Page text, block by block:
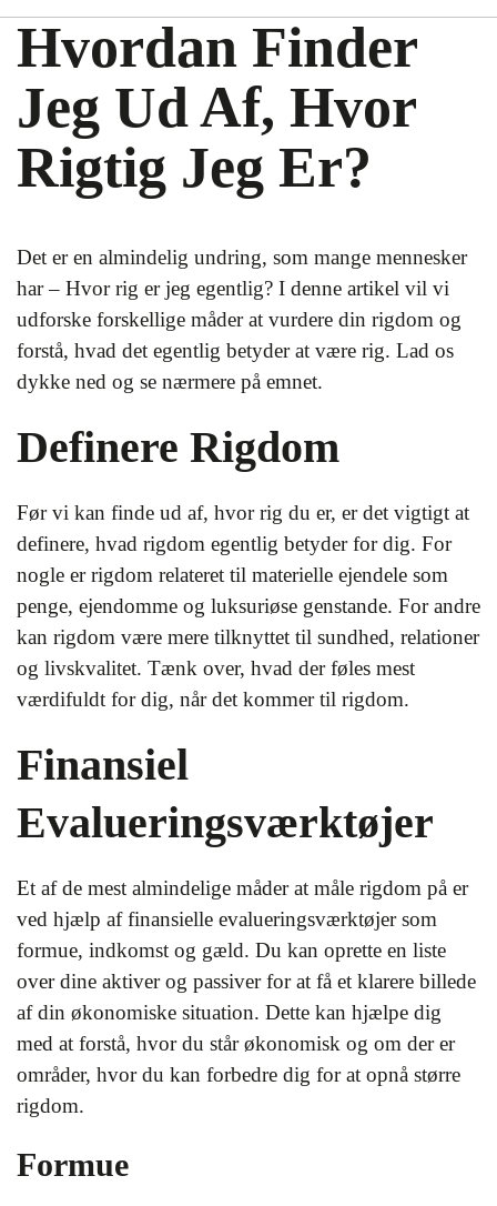
Hvordan Finder
Jeg Ud Af, Hvor
Rigtig Jeg Er?
Det er en almindelig undring, som mange mennesker
har – Hvor rig er jeg egentlig? I denne artikel vil vi
udforske forskellige måder at vurdere din rigdom og
forstå, hvad det egentlig betyder at være rig. Lad os
dykke ned og se nærmere på emnet.
Definere Rigdom
Før vi kan finde ud af, hvor rig du er, er det vigtigt at
definere, hvad rigdom egentlig betyder for dig. For
nogle er rigdom relateret til materielle ejendele som
penge, ejendomme og luksuriøse genstande. For andre
kan rigdom være mere tilknyttet til sundhed, relationer
og livskvalitet. Tænk over, hvad der føles mest
værdifuldt for dig, når det kommer til rigdom.
Finansiel
Evalueringsværktøjer
Et af de mest almindelige måder at måle rigdom på er
ved hjælp af finansielle evalueringsværktøjer som
formue, indkomst og gæld. Du kan oprette en liste
over dine aktiver og passiver for at få et klarere billede
af din økonomiske situation. Dette kan hjælpe dig
med at forstå, hvor du står økonomisk og om der er
områder, hvor du kan forbedre dig for at opnå større
rigdom.
Formue